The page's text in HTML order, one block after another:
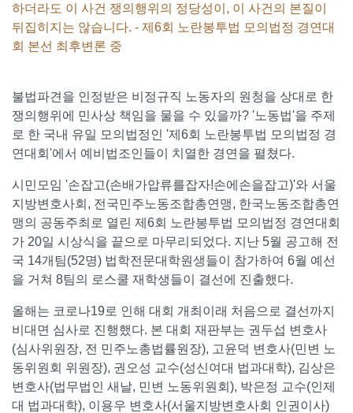
하더라도 이 사건 쟁의행위의 정당성이, 이 사건의 본질이
뒤집히지는 않습니다. - 제6회 노란봉투법 모의법정 경연대
회 본선 최후변론 중
불법파견을 인정받은 비정규직 노동자의 원청을 상대로 한
쟁의행위에 민사상 책임을 물을 수 있을까? '노동법'을 주제
로 한 국내 유일 모의법정인 '제6회 노란봉투법 모의법정 경
연대회'에서 예비법조인들이 치열한 경연을 펼쳤다.
시민모임 '손잡고(손배가압류를잡자!손에손을잡고)'와 서울
지방변호사회, 전국민주노동조합총연맹, 한국노동조합총연
맹의 공동주최로 열린 제6회 노란봉투법 모의법정 경연대회
가 20일 시상식을 끝으로 마무리되었다. 지난 5월 공고해 전
국 14개팀(52명) 법학전문대학원생들이 참가하여 6월 예선
을 거쳐 8팀의 로스쿨 재학생들이 결선에 진출했다.
올해는 코로나19로 인해 대회 개최이래 처음으로 결선까지
비대면 심사로 진행했다. 본 대회 재판부는 권두섭 변호사
(심사위원장, 전 민주노총법률원장), 고윤덕 변호사(민변 노
동위원회 위원장), 권오성 교수(성신여대 법과대학), 김상은
변호사(법무법인 새날, 민변 노동위원회), 박은정 교수(인제
대 법과대학), 이용우 변호사(서울지방변호사회 인권이사)